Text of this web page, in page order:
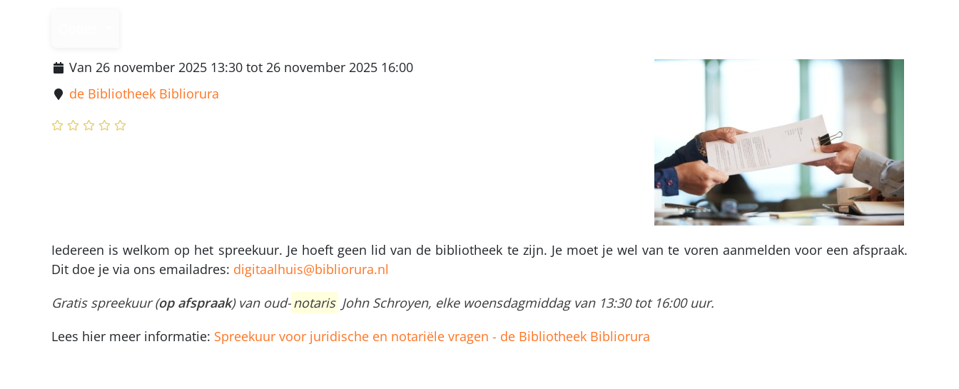
Van 26 november 2025 13:30 tot 26 november 2025 16:00
de Bibliotheek Bibliorura
Iedereen is welkom op het spreekuur. Je hoeft geen lid van de bibliotheek te zijn. Je moet je wel van te voren aanmelden voor een afspraak.
Dit doe je via ons emailadres: digitaalhuis@bibliorura.nl
Gratis spreekuur (op afspraak) van oud-notaris John Schroyen, elke woensdagmiddag van 13:30 tot 16:00 uur.
Lees hier meer informatie: Spreekuur voor juridische en notariële vragen - de Bibliotheek Bibliorura